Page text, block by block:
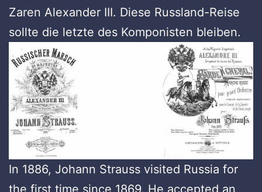
Zaren Alexander III. Diese Russland-Reise
sollte die letzte des Komponisten bleiben.
In 1886, Johann Strauss visited Russia for
the first time since 1869. He accepted an